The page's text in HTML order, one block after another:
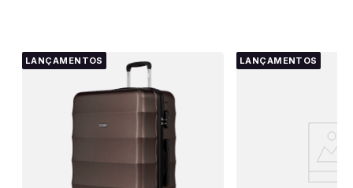
LANÇAMENTOS LANÇAMENTOS